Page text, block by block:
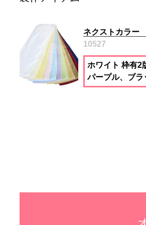
ネクストカラ
10527
ホワイト 枠有
パープル、ブラ